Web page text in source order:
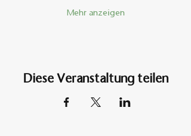
Mehr anzeigen
Diese Veranstaltung teilen